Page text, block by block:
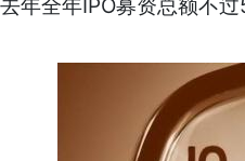
全年IPO募资总额不过